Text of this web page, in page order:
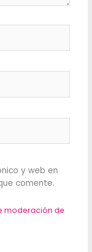
y web en
comente.
moderación de